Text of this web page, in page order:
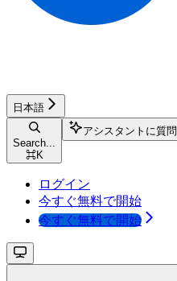
日本語
Search...
⌘K
アシスタントに質問
ログイン
今すぐ無料で開始
今すぐ無料で開始